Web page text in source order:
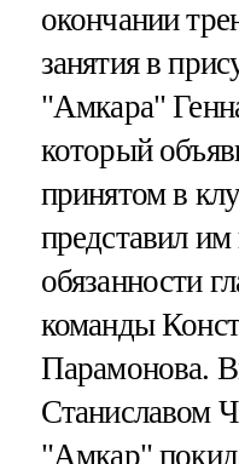
окончании
занятия в
"Амкара"
который
принятом в
представил
обязанности
команды
Парамонова.
Станиславом
"Амкар"